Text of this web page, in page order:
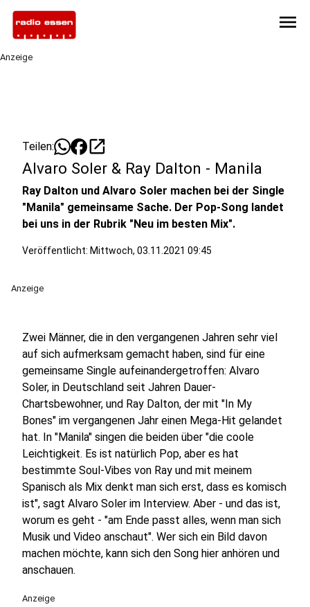
menu
Anzeige
Teilen: open_in_new
Alvaro Soler & Ray Dalton - Manila
Ray Dalton und Alvaro Soler machen bei der Single
"Manila" gemeinsame Sache. Der Pop-Song landet
bei uns in der Rubrik "Neu im besten Mix".
Veröffentlicht: Mittwoch, 03.11.2021 09:45
Anzeige
Zwei Männer, die in den vergangenen Jahren sehr viel
auf sich aufmerksam gemacht haben, sind für eine
gemeinsame Single aufeinandergetroffen: Alvaro
Soler, in Deutschland seit Jahren Dauer-
Chartsbewohner, und Ray Dalton, der mit "In My
Bones" im vergangenen Jahr einen Mega-Hit gelandet
hat. In "Manila" singen die beiden über "die coole
Leichtigkeit. Es ist natürlich Pop, aber es hat
bestimmte Soul-Vibes von Ray und mit meinem
Spanisch als Mix denkt man sich erst, dass es komisch
ist", sagt Alvaro Soler im Interview. Aber - und das ist,
worum es geht - "am Ende passt alles, wenn man sich
Musik und Video anschaut". Wer sich ein Bild davon
machen möchte, kann sich den Song hier anhören und
anschauen.
Anzeige